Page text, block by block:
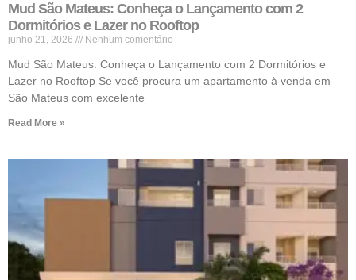
Mud São Mateus: Conheça o Lançamento com 2
Dormitórios e Lazer no Rooftop
junho 21, 2026 Nenhum comentário
Mud São Mateus: Conheça o Lançamento com 2 Dormitórios e
Lazer no Rooftop Se você procura um apartamento à venda em
São Mateus com excelente
Read More »